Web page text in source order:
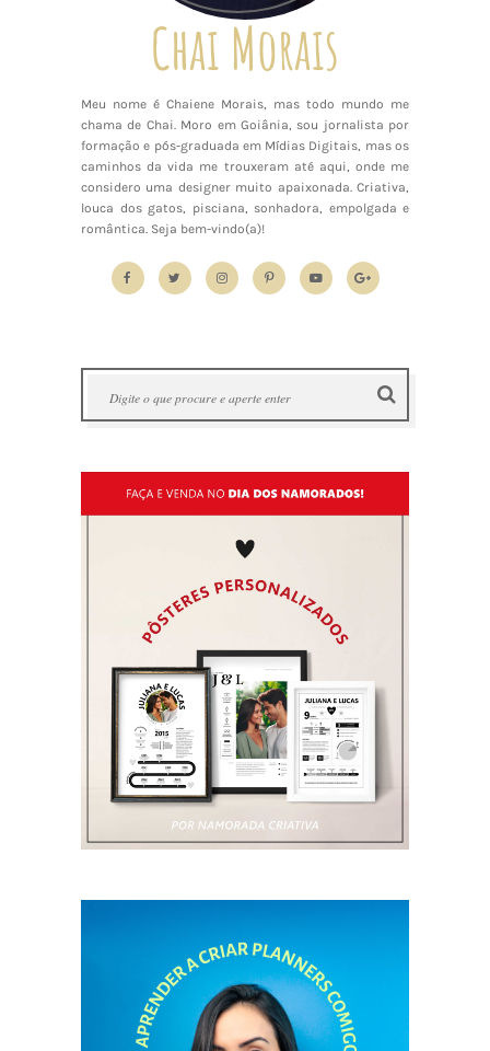
Chai Morais
Meu nome é Chaiene Morais, mas todo mundo me
chama de Chai. Moro em Goiânia, sou jornalista por
formação e pós-graduada em Mídias Digitais, mas os
caminhos da vida me trouxeram até aqui, onde me
considero uma designer muito apaixonada. Criativa,
louca dos gatos, pisciana, sonhadora, empolgada e
romântica. Seja bem-vindo(a)!